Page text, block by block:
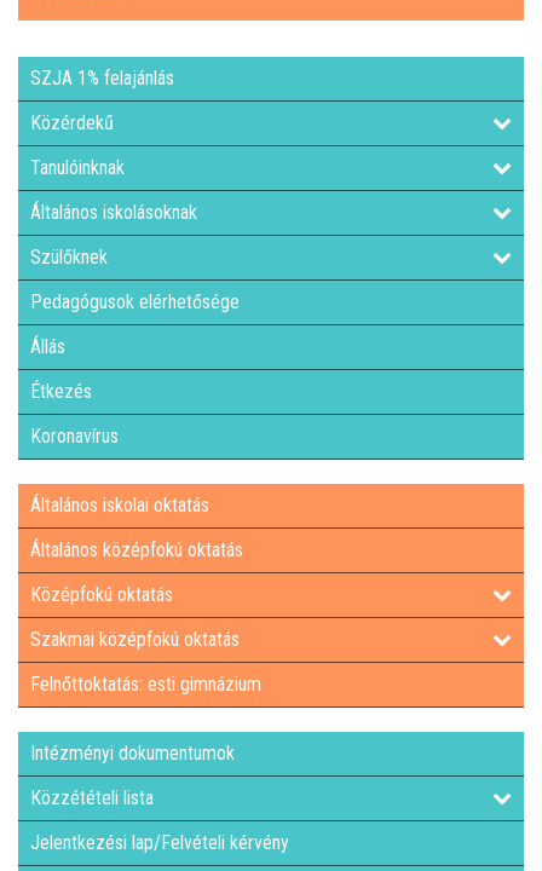
ÁLTALÁNOS KÖZÉPFOKÚ OKTATÁS
KÖZÉPFOKÚ OKTATÁS
SZAKMAI KÖZÉPFOKÚ OKTATÁS
FELNŐTTOKTATÁS: ESTI GIMNÁZIUM
INTÉZMÉNYI DOKUMENTUMOK
KÖZZÉTÉTELI LISTA
JELENTKEZÉSI LAP/FELVÉTELI KÉRVÉNY
LETÖLTHETŐ NYOMTATVÁNYOK
DUÁLIS PARTNEREINK A SZAKKKÉPZÉSBEN
HÍREK, AKTUALITÁSOK
SZJA 1% felajánlás
Közérdekű
Tanulóinknak
Általános iskolásoknak
Szülőknek
Pedagógusok elérhetősége
Állás
Étkezés
Koronavírus
Általános iskolai oktatás
Általános középfokú oktatás
Középfokú oktatás
Szakmai középfokú oktatás
Felnőttoktatás: esti gimnázium
Intézményi dokumentumok
Közzétételi lista
Jelentkezési lap/Felvételi kérvény